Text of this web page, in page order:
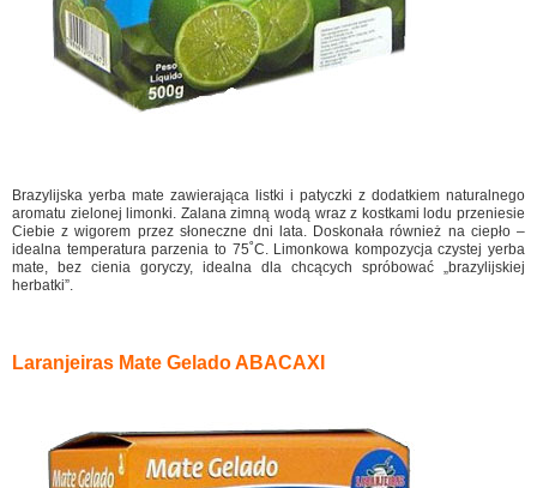
Brazylijska yerba mate zawierająca listki i patyczki z dodatkiem naturalnego
aromatu zielonej limonki. Zalana zimną wodą wraz z kostkami lodu przeniesie
Ciebie z wigorem przez słoneczne dni lata. Doskonała również na ciepło –
idealna temperatura parzenia to 75˚C. Limonkowa kompozycja czystej yerba
mate, bez cienia goryczy, idealna dla chcących spróbować „brazylijskiej
herbatki”.
Laranjeiras Mate Gelado ABACAXI